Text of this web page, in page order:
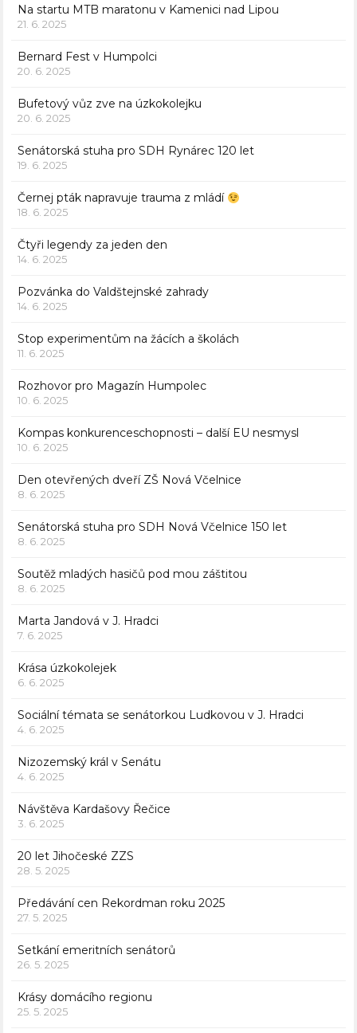
Na startu MTB maratonu v Kamenici nad Lipou
21. 6. 2025
Bernard Fest v Humpolci
20. 6. 2025
Bufetový vůz zve na úzkokolejku
20. 6. 2025
Senátorská stuha pro SDH Rynárec 120 let
19. 6. 2025
Černej pták napravuje trauma z mládí
18. 6. 2025
Čtyři legendy za jeden den
14. 6. 2025
Pozvánka do Valdštejnské zahrady
14. 6. 2025
Stop experimentům na žácích a školách
11. 6. 2025
Rozhovor pro Magazín Humpolec
10. 6. 2025
Kompas konkurenceschopnosti – další EU nesmysl
10. 6. 2025
Den otevřených dveří ZŠ Nová Včelnice
8. 6. 2025
Senátorská stuha pro SDH Nová Včelnice 150 let
8. 6. 2025
Soutěž mladých hasičů pod mou záštitou
8. 6. 2025
Marta Jandová v J. Hradci
7. 6. 2025
Krása úzkokolejek
6. 6. 2025
Sociální témata se senátorkou Ludkovou v J. Hradci
4. 6. 2025
Nizozemský král v Senátu
4. 6. 2025
Návštěva Kardašovy Řečice
3. 6. 2025
20 let Jihočeské ZZS
28. 5. 2025
Předávání cen Rekordman roku 2025
27. 5. 2025
Setkání emeritních senátorů
26. 5. 2025
Krásy domácího regionu
25. 5. 2025